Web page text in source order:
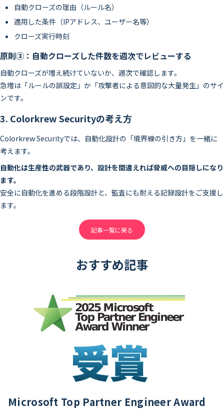
自動クローズの理由（ルール名）
適用した条件（IPアドレス、ユーザー名等）
クローズ実行時刻
原則③：自動クローズした件数を週次でレビューする
自動クローズが増え続けていないか、週次で確認します。
急増は「ルールの誤設定」か「攻撃者による意図的な大量発生」のサイ
ンです。
3. Colorkrew Securityの考え方
Colorkrew Securityでは、自動化設計の「境界線の引き方」を一緒に
考えます。
自動化は生産性の武器であり、設計を間違えれば脅威への目隠しになり
ます。
安全に自動化を進める段階設計と、監査にも耐える記録設計をご支援し
ます。
記事一覧に戻る
おすすめ記事
Microsoft Top Partner Engineer Award